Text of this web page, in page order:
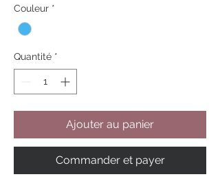
Couleur *
Quantité *
Ajouter au panier
Commander et payer